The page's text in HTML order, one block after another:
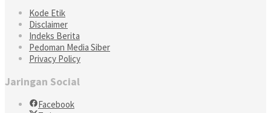
Kode Etik
Disclaimer
Indeks Berita
Pedoman Media Siber
Privacy Policy
Jaringan Social
Facebook